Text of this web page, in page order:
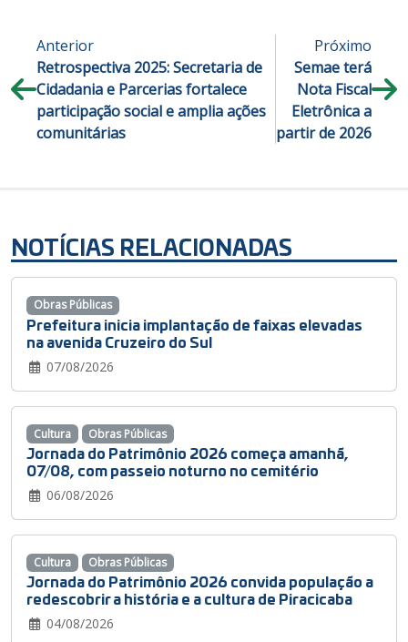
Anterior
Retrospectiva 2025: Secretaria de
Cidadania e Parcerias fortalece
participação social e amplia ações
comunitárias
Próximo
Semae terá
Nota Fiscal
Eletrônica a
partir de 2026
NOTÍCIAS RELACIONADAS
Prefeitura inicia implantação de faixas elevadas
na avenida Cruzeiro do Sul
07/08/2026
Obras Públicas
Jornada do Patrimônio 2026 começa amanhã,
07/08, com passeio noturno no cemitério
06/08/2026
Cultura Obras Públicas
Jornada do Patrimônio 2026 convida população a
redescobrir a história e a cultura de Piracicaba
04/08/2026
Cultura Obras Públicas